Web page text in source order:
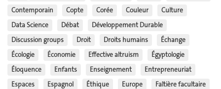
Contemporain
Copte Corée Couleur
Culture
Data Science
Débat
Développement Durable
Discussion groups
Droit Droits humains
Échange
Écologie
Économie Effective altruism
Égyptologie
Éloquence
Enfants Enseignement
Entrepreneuriat
Espaces
Espagnol Éthique Europe
Faîtière facultaire